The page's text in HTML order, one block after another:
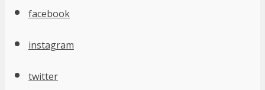
facebook
instagram
twitter